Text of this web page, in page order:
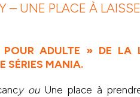
– UNE PLACE À
ADULTE » DE LA
SÉRIES MANIA.
y ou Une place à